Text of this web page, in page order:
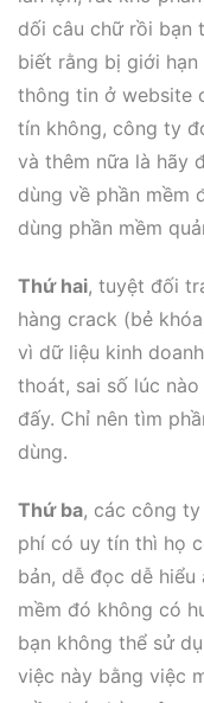
dối câu chữ rồi bạn
biết rằng bị giới
thông tin ở website
tín không, công ty
và thêm nữa là hãy
dùng về phần
dùng phần mềm
Thứ hai, tuyệt đối
hàng crack (bẻ
vì dữ liệu kinh
thoát, sai số lúc
đấy. Chỉ nên tìm
dùng.
Thứ ba, các công
phí có uy tín thì họ
bản, dễ đọc dễ
mềm đó không có
bạn không thể sử
việc này bằng việc